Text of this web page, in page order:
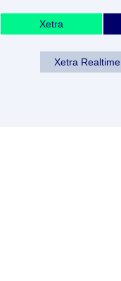
Xetra
Xetra Realtime